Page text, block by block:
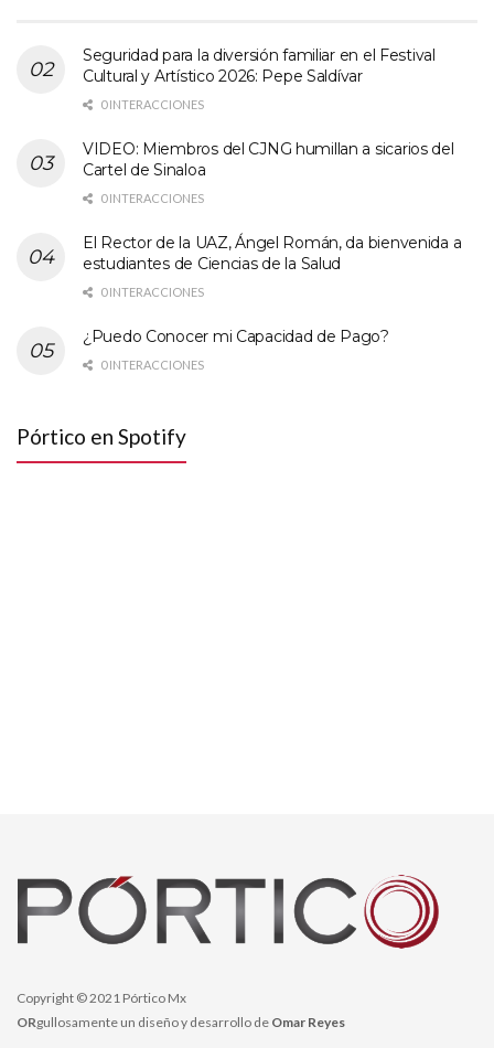
Seguridad para la diversión familiar en el Festival
Cultural y Artístico 2026: Pepe Saldívar
0 INTERACCIONES
VIDEO: Miembros del CJNG humillan a sicarios del
Cartel de Sinaloa
0 INTERACCIONES
El Rector de la UAZ, Ángel Román, da bienvenida a
estudiantes de Ciencias de la Salud
0 INTERACCIONES
¿Puedo Conocer mi Capacidad de Pago?
0 INTERACCIONES
Pórtico en Spotify
Copyright © 2021 Pórtico Mx
ORgullosamente un diseño y desarrollo de Omar Reyes